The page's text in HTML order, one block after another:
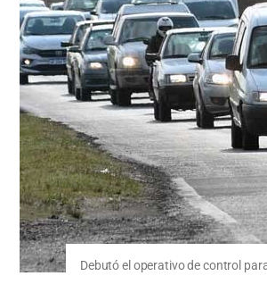
Debutó el operativo de control